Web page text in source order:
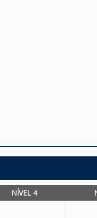
NÍVEL 4